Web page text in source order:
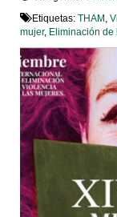
Etiquetas: THAM
mujer, Eliminación de